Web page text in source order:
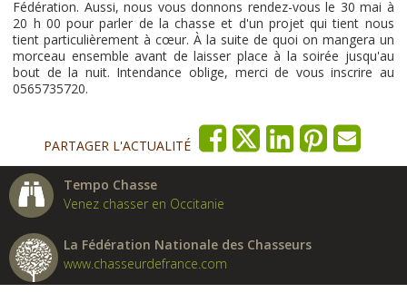
Fédération. Aussi, nous vous donnons rendez-vous le 30 mai à
20 h 00 pour parler de la chasse et d'un projet qui tient nous
tient particulièrement à cœur. À la suite de quoi on mangera un
morceau ensemble avant de laisser place à la soirée jusqu'au
bout de la nuit. Intendance oblige, merci de vous inscrire au
0565735720.
PARTAGER L'ACTUALITÉ
Tempo Chasse
Venez chasser en Occitanie
La Fédération Nationale des Chasseurs
www.chasseurdefrance.com